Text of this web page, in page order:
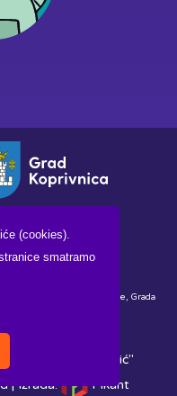
(cookies).
smatramo
Republike Hrvatske, Grada
"Fran Galović"
|Izrada: Pikant